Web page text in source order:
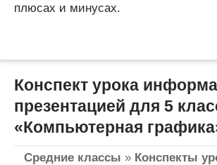
плюсах и минусах.
Конспект урока
презентацией для 5
«Компьютерная
Средние классы » Конспекты